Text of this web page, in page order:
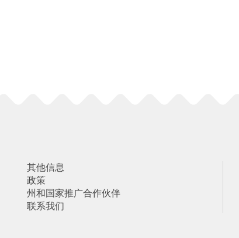
其他信息
政策
州和国家推广合作伙伴
联系我们